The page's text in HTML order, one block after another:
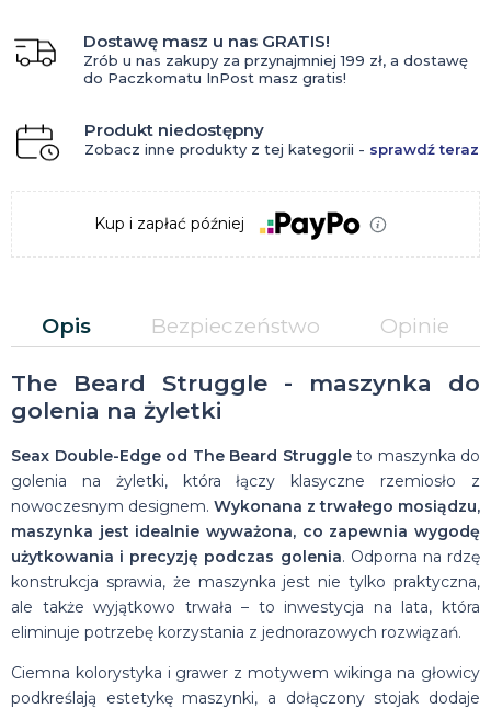
Dostawę masz u nas GRATIS!
Zrób u nas zakupy za przynajmniej 199 zł, a dostawę
do Paczkomatu InPost masz gratis!
Produkt niedostępny
Zobacz inne produkty z tej kategorii - sprawdź teraz
Kup i zapłać później
Opis Bezpieczeństwo Opinie
The Beard Struggle - maszynka do
golenia na żyletki
Seax Double-Edge od The Beard Struggleto maszynka do
golenia na żyletki, która łączy klasyczne rzemiosło z
nowoczesnym designem. Wykonana z trwałego mosiądzu,
maszynka jest idealnie wyważona, co zapewnia wygodę
użytkowania i precyzję podczas golenia. Odporna na rdzę
konstrukcja sprawia, że maszynka jest nie tylko praktyczna,
ale także wyjątkowo trwała – to inwestycja na lata, która
eliminuje potrzebę korzystania z jednorazowych rozwiązań.
Ciemna kolorystyka i grawer z motywem wikinga na głowicy
podkreślają estetykę maszynki, a dołączony stojak dodaje